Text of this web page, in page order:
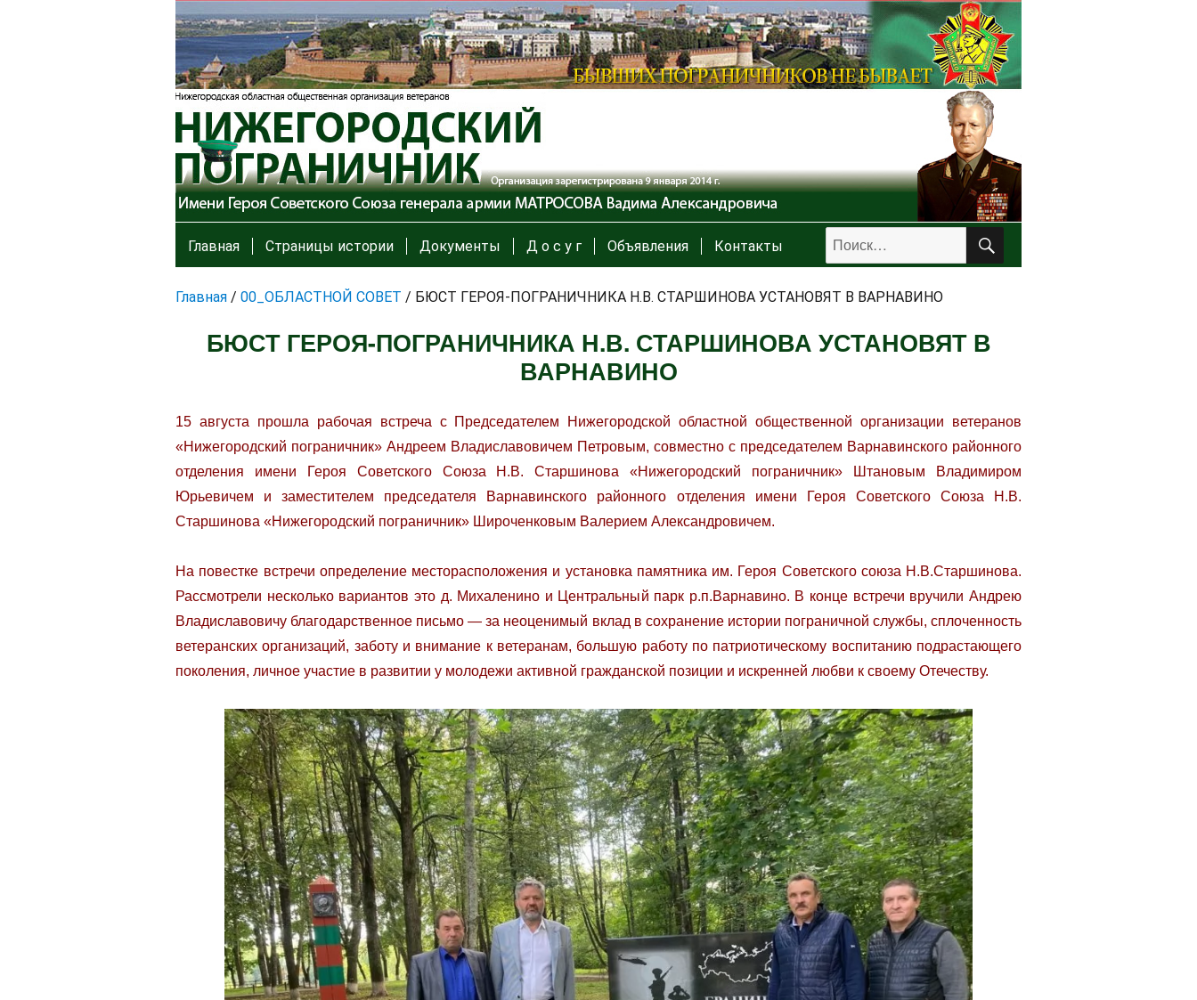
Искать: ПОИСК
Главная Страницы истории Документы Д о с у г Объявления Контакты
Главная / 00_ОБЛАСТНОЙ СОВЕТ / БЮСТ ГЕРОЯ-ПОГРАНИЧНИКА Н.В. СТАРШИНОВА УСТАНОВЯТ В ВАРНАВИНО
БЮСТ ГЕРОЯ-ПОГРАНИЧНИКА Н.В. СТАРШИНОВА УСТАНОВЯТ В
ВАРНАВИНО
15 августа прошла рабочая встреча с Председателем Нижегородской областной общественной организации ветеранов
«Нижегородский пограничник» Андреем Владиславовичем Петровым, совместно с председателем Варнавинского районного
отделения имени Героя Советского Союза Н.В. Старшинова «Нижегородский пограничник» Штановым Владимиром
Юрьевичем и заместителем председателя Варнавинского районного отделения имени Героя Советского Союза Н.В.
Старшинова «Нижегородский пограничник» Широченковым Валерием Александровичем.
На повестке встречи определение месторасположения и установка памятника им. Героя Советского союза Н.В.Старшинова.
Рассмотрели несколько вариантов это д. Михаленино и Центральный парк р.п.Варнавино. В конце встречи вручили Андрею
Владиславовичу благодарственное письмо — за неоценимый вклад в сохранение истории пограничной службы, сплоченность
ветеранских организаций, заботу и внимание к ветеранам, большую работу по патриотическому воспитанию подрастающего
поколения, личное участие в развитии у молодежи активной гражданской позиции и искренней любви к своему Отечеству.